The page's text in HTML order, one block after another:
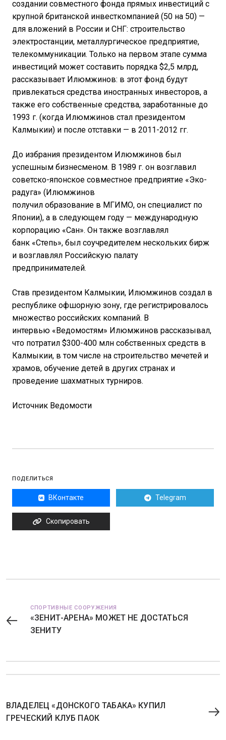
создании совместного фонда прямых инвестиций с
крупной британской инвесткомпанией (50 на 50) —
для вложений в России и СНГ: строительство
электростанции, металлургическое предприятие,
телекоммуникации. Только на первом этапе сумма
инвестиций может составить порядка $2,5 млрд,
рассказывает Илюмжинов: в этот фонд будут
привлекаться средства иностранных инвесторов, а
также его собственные средства, заработанные до
1993 г. (когда Илюмжинов стал президентом
Калмыкии) и после отставки — в 2011-2012 гг.
До избрания президентом Илюмжинов был
успешным бизнесменом. В 1989 г. он возглавил
советско-японское совместное предприятие «Эко-
радуга» (Илюмжинов
получил образование в МГИМО, он специалист по
Японии), а в следующем году — международную
корпорацию «Сан». Он также возглавлял
банк «Степь», был соучредителем нескольких бирж
и возглавлял Российскую палату
предпринимателей.
Став президентом Калмыкии, Илюмжинов создал в
республике офшорную зону, где регистрировалось
множество российских компаний. В
интервью «Ведомостям» Илюмжинов рассказывал,
что потратил $300-400 млн собственных средств в
Калмыкии, в том числе на строительство мечетей и
храмов, обучение детей в других странах и
проведение шахматных турниров.
Источник Ведомости
ПОДЕЛИТЬСЯ
ВКонтакте Telegram
Скопировать
СПОРТИВНЫЕ СООРУЖЕНИЯ
«ЗЕНИТ-АРЕНА» МОЖЕТ НЕ ДОСТАТЬСЯ
ЗЕНИТУ
ВЛАДЕЛЕЦ «ДОНСКОГО ТАБАКА» КУПИЛ
ГРЕЧЕСКИЙ КЛУБ ПАОК